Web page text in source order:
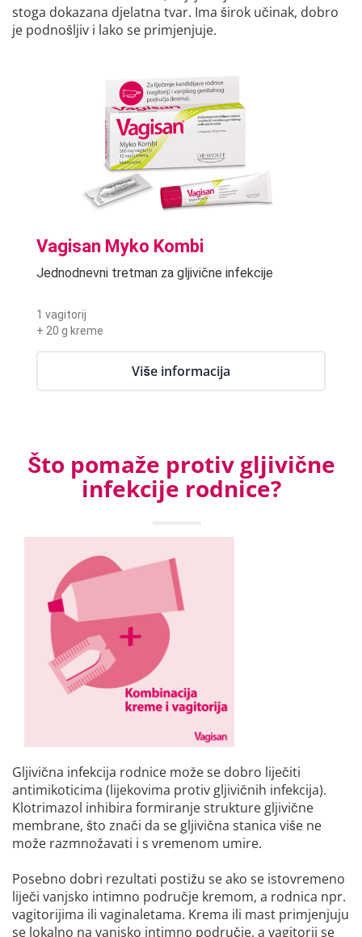
stoga dokazana djelatna tvar. Ima širok učinak, dobro
je podnošljiv i lako se primjenjuje.
Vagisan Myko Kombi
Jednodnevni tretman za gljivične infekcije
1 vagitorij
+ 20 g kreme
Više informacija
Što pomaže protiv gljivične
infekcije rodnice?
Gljivična infekcija rodnice može se dobro liječiti
antimikoticima (lijekovima protiv gljivičnih infekcija).
Klotrimazol inhibira formiranje strukture gljivične
membrane, što znači da se gljivična stanica više ne
može razmnožavati i s vremenom umire.
Posebno dobri rezultati postižu se ako se istovremeno
liječi vanjsko intimno područje kremom, a rodnica npr.
vagitorijima ili vaginaletama. Krema ili mast primjenjuju
se lokalno na vanjsko intimno područje, a vagitorij se